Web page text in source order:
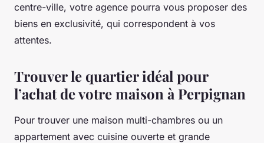
centre-ville, votre agence pourra vous proposer des
biens en exclusivité, qui correspondent à vos
attentes.
Trouver le quartier idéal pour
l’achat de votre maison à Perpignan
Pour trouver une maison multi-chambres ou un
appartement avec cuisine ouverte et grande